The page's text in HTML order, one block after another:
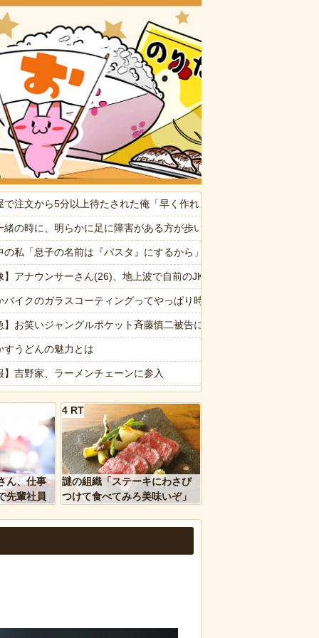
歳の息子。理由は嫁が叱った腹いせ→滅多に怒らない嫁が子供に
尽きても奴らに絶対復讐してやる！！」→祖父が亡くなりその土地
ですか？→ 見知らぬひとがいるんだが…
を新たに発見
頼んだら…とんでもない事になった😱
ショックを受けていたと判明
ｗ」 ほか
防総省職員数千人をウソ発見器にかける方針
で注文から5分以上待たされた俺「早く作れよノロマ！底辺職はキ
緒の時に、明らかに足に障害がある方が歩いていた。母「なんであん
の私「息子の名前は『パスタ』にするから」旦那・親・友人「！？
】アナウンサーさん(26)、地上波で自前のJKコスプレを披露
バイクのガラスコーティングってやっぱり時間経過で剥がれるの？
】お笑いジャングルポケット斉藤慎二被告に懲役7年の求刑←これ…
すうどんの魅力とは
】吉野家、ラーメンチェーンに参入
にく＆バター】ワイ、ウッキウキでツマミ作る（画像あり）
解説】飲酒後の「締めのラーメン欲」の原因は？ 脳の錯覚と真実
ならシャイな人でも大丈夫…」ある居酒屋のモバイルオーダーに並ん
ゃんと山田さん「主人公がぽっと出のモブに殺されて終わります」←
】味噌ラーメンで行列、出来ない
ん、仕事
先輩社員
4 RT
謎の組織「ステーキにわさび
つけて食べてみろ美味いぞ」